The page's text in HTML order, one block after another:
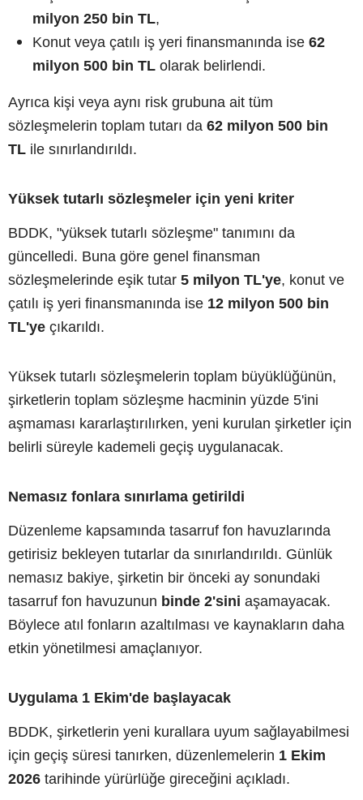
milyon 250 bin TL,
Konut veya çatılı iş yeri finansmanında ise 62
milyon 500 bin TL olarak belirlendi.
Ayrıca kişi veya aynı risk grubuna ait tüm
sözleşmelerin toplam tutarı da 62 milyon 500 bin
TL ile sınırlandırıldı.
Yüksek tutarlı sözleşmeler için yeni kriter
BDDK, "yüksek tutarlı sözleşme" tanımını da
güncelledi. Buna göre genel finansman
sözleşmelerinde eşik tutar 5 milyon TL'ye, konut ve
çatılı iş yeri finansmanında ise 12 milyon 500 bin
TL'ye çıkarıldı.
Yüksek tutarlı sözleşmelerin toplam büyüklüğünün,
şirketlerin toplam sözleşme hacminin yüzde 5'ini
aşmaması kararlaştırılırken, yeni kurulan şirketler için
belirli süreyle kademeli geçiş uygulanacak.
Nemasız fonlara sınırlama getirildi
Düzenleme kapsamında tasarruf fon havuzlarında
getirisiz bekleyen tutarlar da sınırlandırıldı. Günlük
nemasız bakiye, şirketin bir önceki ay sonundaki
tasarruf fon havuzunun binde 2'sini aşamayacak.
Böylece atıl fonların azaltılması ve kaynakların daha
etkin yönetilmesi amaçlanıyor.
Uygulama 1 Ekim'de başlayacak
BDDK, şirketlerin yeni kurallara uyum sağlayabilmesi
için geçiş süresi tanırken, düzenlemelerin 1 Ekim
2026 tarihinde yürürlüğe gireceğini açıkladı.